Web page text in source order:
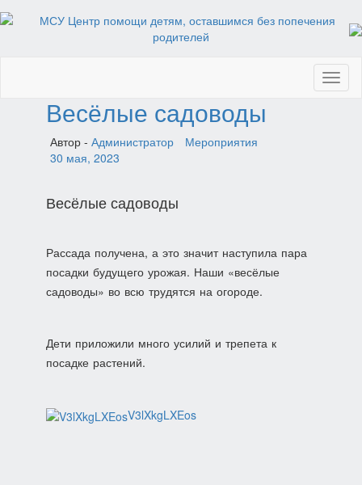
Весёлые садоводы
Автор - Администратор
Мероприятия
30 мая, 2023
Весёлые садоводы
Рассада получена, а это значит наступила пара
посадки будущего урожая. Наши «весёлые
садоводы» во всю трудятся на огороде.
Дети приложили много усилий и трепета к
посадке растений.
V3lXkgLXEos